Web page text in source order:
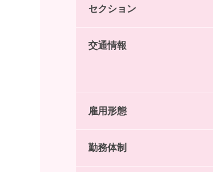
セクション
交通情報
雇用形態
勤務体制